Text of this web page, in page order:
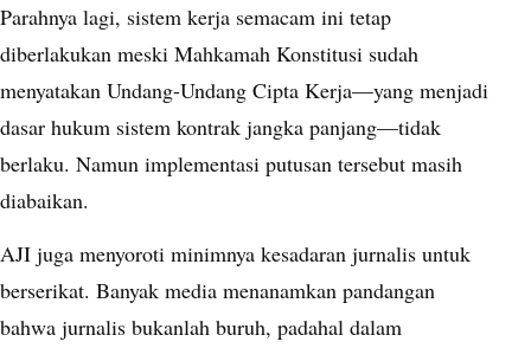
Parahnya lagi, sistem kerja semacam ini tetap
diberlakukan meski Mahkamah Konstitusi sudah
menyatakan Undang-Undang Cipta Kerja—yang menjadi
dasar hukum sistem kontrak jangka panjang—tidak
berlaku. Namun implementasi putusan tersebut masih
diabaikan.
AJI juga menyoroti minimnya kesadaran jurnalis untuk
berserikat. Banyak media menanamkan pandangan
bahwa jurnalis bukanlah buruh, padahal dalam